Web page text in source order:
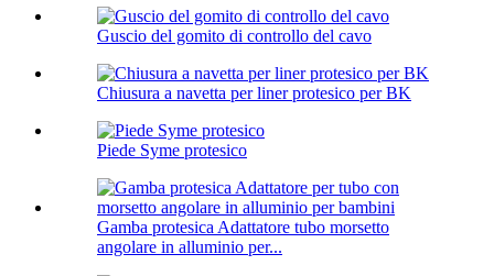
Guscio del gomito di controllo del cavo
Chiusura a navetta per liner protesico per BK
Piede Syme protesico
Gamba protesica Adattatore tubo morsetto
angolare in alluminio per...